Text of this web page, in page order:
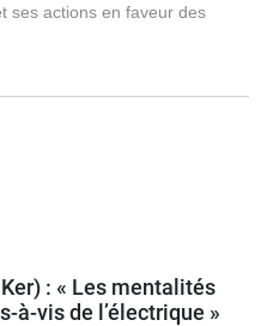
ses actions en faveur des
: « Les mentalités
à-vis de l’électrique »